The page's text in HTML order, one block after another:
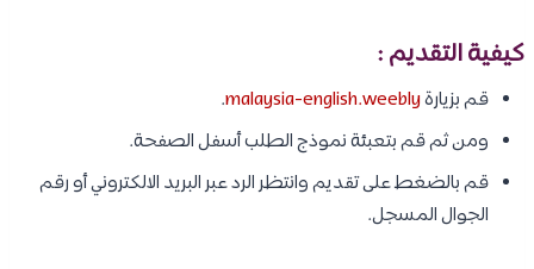
كيفية التقديم :
قم بزيارةmalaysia-english.weebly
.
ومن ثم قم بتعبئة نموذج الطلب أسفل الصفحة.
قم بالضغط على تقديم وانتظر الرد عبر البريد الالكتروني أو رقم
الجوال المسجل.